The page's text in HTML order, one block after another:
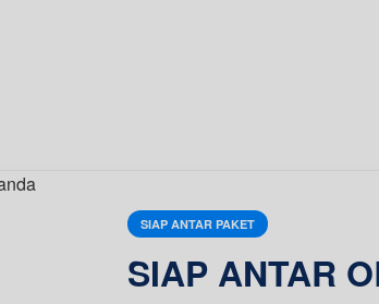
SIAP ANTAR PAKET
SIAP ANTAR